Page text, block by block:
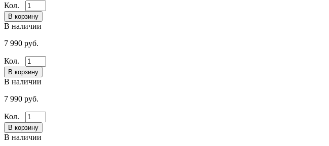
Кол.
В наличии
7 990 руб.
Кол.
В наличии
7 990 руб.
Кол.
В наличии